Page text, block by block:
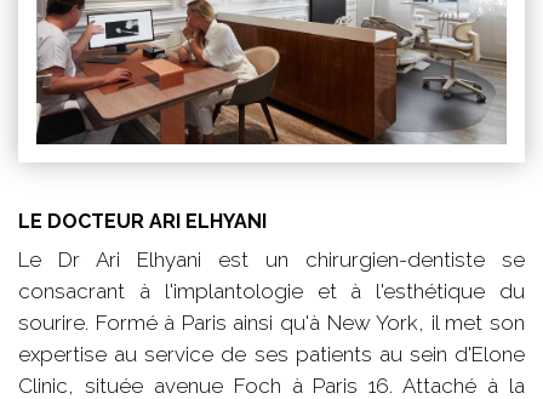
LE DOCTEUR ARI ELHYANI
Le Dr Ari Elhyani est un chirurgien-dentiste se
consacrant à l'implantologie et à l'esthétique du
sourire. Formé à Paris ainsi qu'à New York, il met son
expertise au service de ses patients au sein d'Elone
Clinic, située avenue Foch à Paris 16. Attaché à la